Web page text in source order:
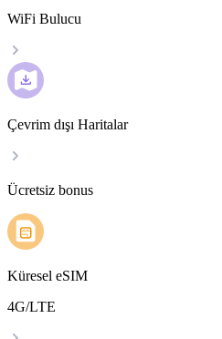
WiFi Bulucu
Çevrim dışı Haritalar
Ücretsiz bonus
Küresel eSIM
4G/LTE